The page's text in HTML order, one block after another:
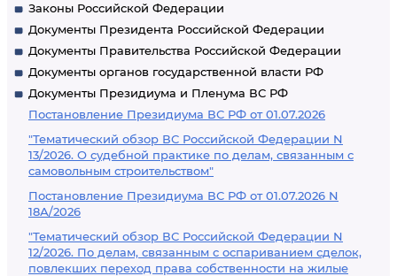
Законы Российской Федерации
Документы Президента Российской Федерации
Документы Правительства Российской Федерации
Документы органов государственной власти РФ
Документы Президиума и Пленума ВС РФ
Постановление Президиума ВС РФ от 01.07.2026
"Тематический обзор ВС Российской Федерации N
13/2026. О судебной практике по делам, связанным с
самовольным строительством"
Постановление Президиума ВС РФ от 01.07.2026 N
18А/2026
"Тематический обзор ВС Российской Федерации N
12/2026. По делам, связанным с оспариванием сделок,
повлекших переход права собственности на жилые